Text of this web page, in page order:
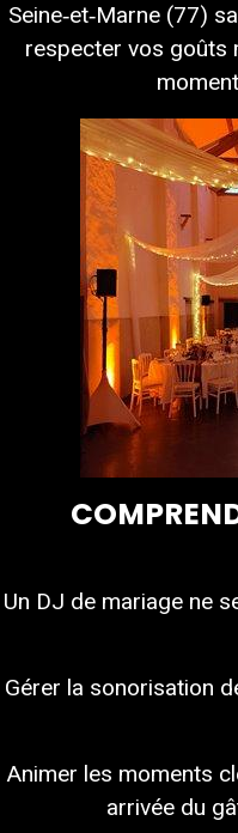
Seine‑et‑Marne (77)
respecter vos goûts
Un DJ de mariage ne
Gérer la sonorisation
Animer les moments
arrivée du